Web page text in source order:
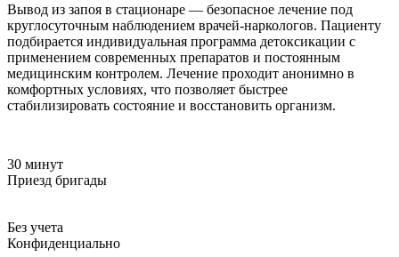
Вывод из запоя в стационаре — безопасное лечение под
круглосуточным наблюдением врачей-наркологов. Пациенту
подбирается индивидуальная программа детоксикации с
применением современных препаратов и постоянным
медицинским контролем. Лечение проходит анонимно в
комфортных условиях, что позволяет быстрее
стабилизировать состояние и восстановить организм.
30 минут
Приезд бригады
Без учета
Конфиденциально